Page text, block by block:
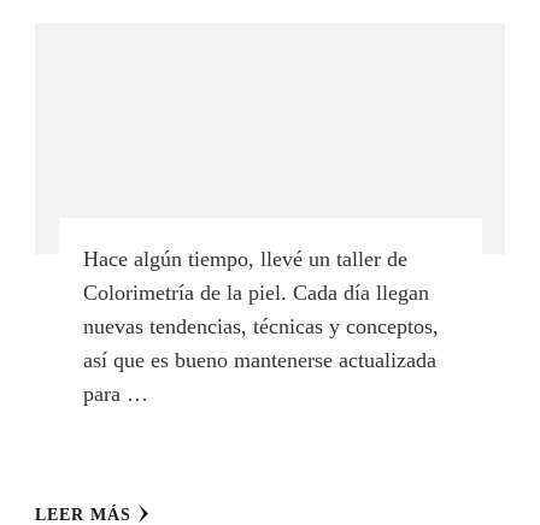
Hace algún tiempo, llevé un taller de
Colorimetría de la piel. Cada día llegan
nuevas tendencias, técnicas y conceptos,
así que es bueno mantenerse actualizada
para …
LEER MÁS